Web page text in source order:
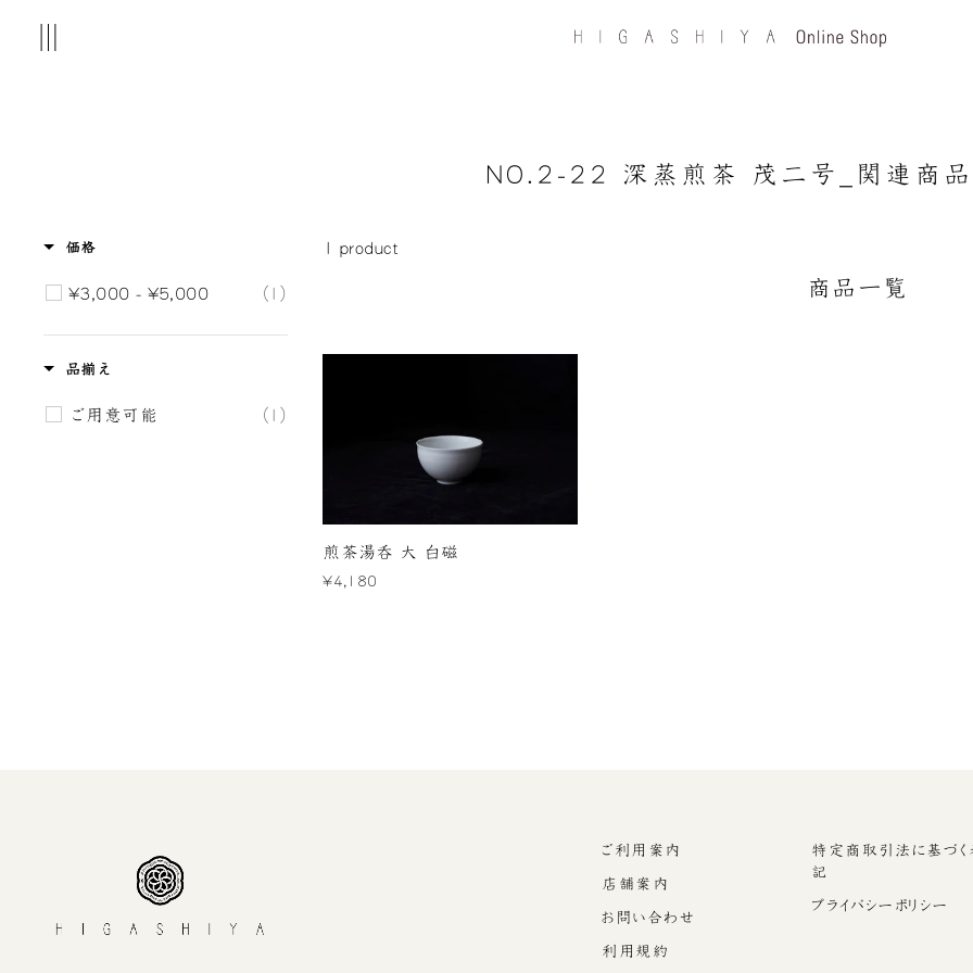
NO.2-22 深蒸煎茶 茂二号_関連商品
価格
¥3,000 - ¥5,000 (1)
品揃え
ご用意可能 (1)
1 product
商品一覧
煎茶湯呑 大 白磁
¥4,180
ご利用案内
店舗案内
お問い合わせ
利用規約
特定商取引法に基づく
記
プライバシーポリシー